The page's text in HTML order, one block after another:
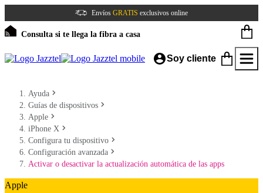
Envíos GRATIS exclusivos online
Consulta si te llega la fibra a casa
Soy cliente
Ayuda
Guías de dispositivos
Apple
iPhone X
Configura tu dispositivo
Configuración avanzada
Activar o desactivar la actualización automática de las apps
Apple